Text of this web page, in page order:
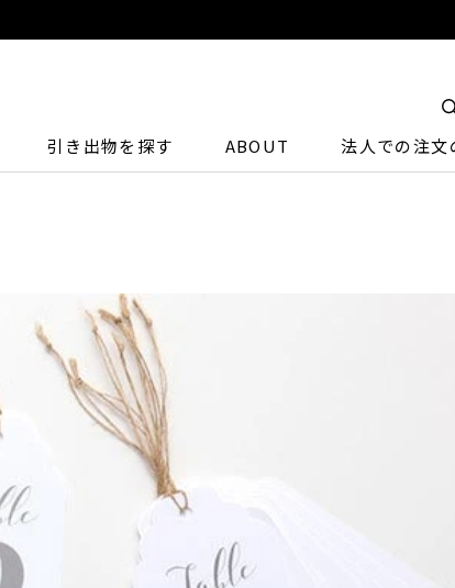
引き出物を探す ABOUT 法人での注文